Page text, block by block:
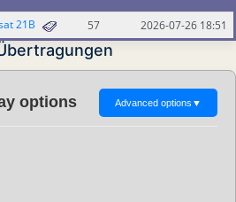
21B 57 2026-07-26 18:51
options Advanced options ▼